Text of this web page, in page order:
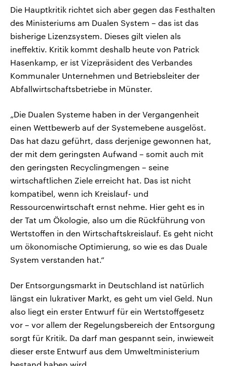
Die Hauptkritik richtet sich aber gegen das Festhalten
des Ministeriums am Dualen System – das ist das
bisherige Lizenzsystem. Dieses gilt vielen als
ineffektiv. Kritik kommt deshalb heute von Patrick
Hasenkamp, er ist Vizepräsident des Verbandes
Kommunaler Unternehmen und Betriebsleiter der
Abfallwirtschaftsbetriebe in Münster.
„Die Dualen Systeme haben in der Vergangenheit
einen Wettbewerb auf der Systemebene ausgelöst.
Das hat dazu geführt, dass derjenige gewonnen hat,
der mit dem geringsten Aufwand – somit auch mit
den geringsten Recyclingmengen – seine
wirtschaftlichen Ziele erreicht hat. Das ist nicht
kompatibel, wenn ich Kreislauf- und
Ressourcenwirtschaft ernst nehme. Hier geht es in
der Tat um Ökologie, also um die Rückführung von
Wertstoffen in den Wirtschaftskreislauf. Es geht nicht
um ökonomische Optimierung, so wie es das Duale
System verstanden hat.“
Der Entsorgungsmarkt in Deutschland ist natürlich
längst ein lukrativer Markt, es geht um viel Geld. Nun
also liegt ein erster Entwurf für ein Wertstoffgesetz
vor – vor allem der Regelungsbereich der Entsorgung
sorgt für Kritik. Da darf man gespannt sein, inwieweit
dieser erste Entwurf aus dem Umweltministerium